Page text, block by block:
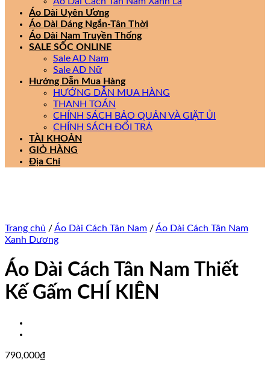
Áo Dài Uyên Ương
Áo Dài Dáng Ngắn-Tân Thời
Áo Dài Nam Truyền Thống
SALE SỐC ONLINE
Sale AD Nam
Sale AD Nữ
Hướng Dẫn Mua Hàng
HƯỚNG DẪN MUA HÀNG
THANH TOÁN
CHÍNH SÁCH BẢO QUẢN VÀ GIẶT ỦI
CHÍNH SÁCH ĐỔI TRẢ
TÀI KHOẢN
GIỎ HÀNG
Địa Chỉ
Trang chủ /Áo Dài Cách Tân Nam /Áo Dài Cách Tân Nam
Xanh Dương
Áo Dài Cách Tân Nam Thiết
Kế Gấm CHÍ KIÊN
790,000₫